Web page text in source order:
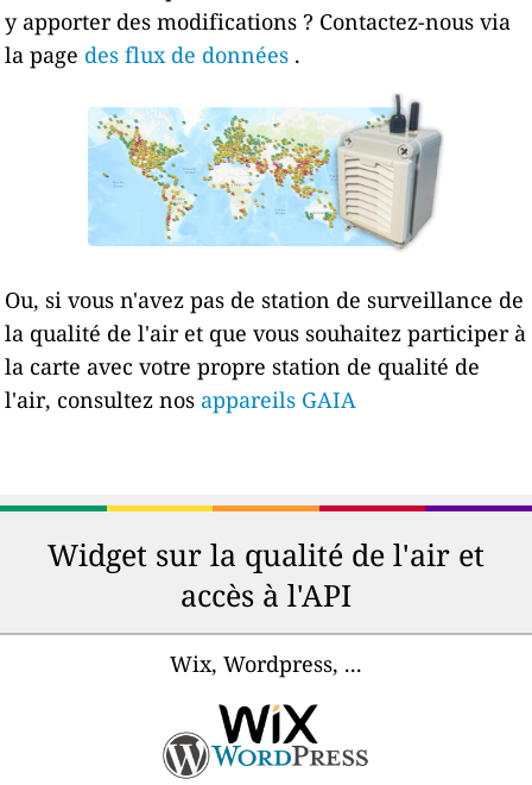
y apporter des modifications ? Contactez-nous via
la page des flux de données .
Ou, si vous n'avez pas de station de surveillance de
la qualité de l'air et que vous souhaitez participer à
la carte avec votre propre station de qualité de
l'air, consultez nos appareils GAIA
Widget sur la qualité de l'air et
accès à l'API
Wix, Wordpress, ...